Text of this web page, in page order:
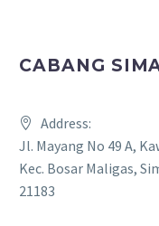
CABANG
Address:
Jl. Mayang No 49 A,
Kec. Bosar Maligas,
21183